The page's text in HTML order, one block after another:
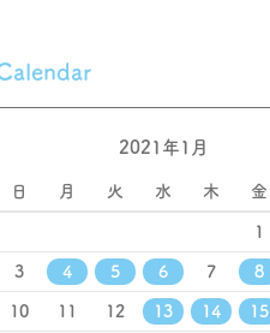
2021年1月
日 月 火 水 木 金
1
3 4 5 6 7 8
10 11 12 13 14 15